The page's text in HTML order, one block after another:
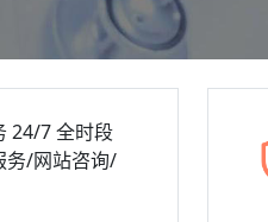
24/7 全时段
务/网站咨询/